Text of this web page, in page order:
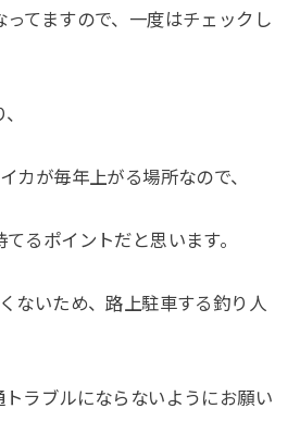
てますので、一度はチェックし
カが毎年上がる場所なので、
るポイントだと思います。
ないため、路上駐車する釣り人
ラブルにならないようにお願い